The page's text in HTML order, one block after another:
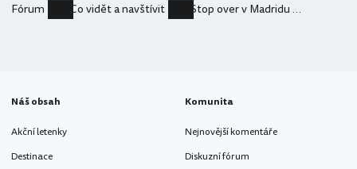
Fórum Co vidět a navštívit Stop over v Madridu přes noc
Náš obsah
Akční letenky
Destinace
Komunita
Nejnovější komentáře
Diskuzní fórum